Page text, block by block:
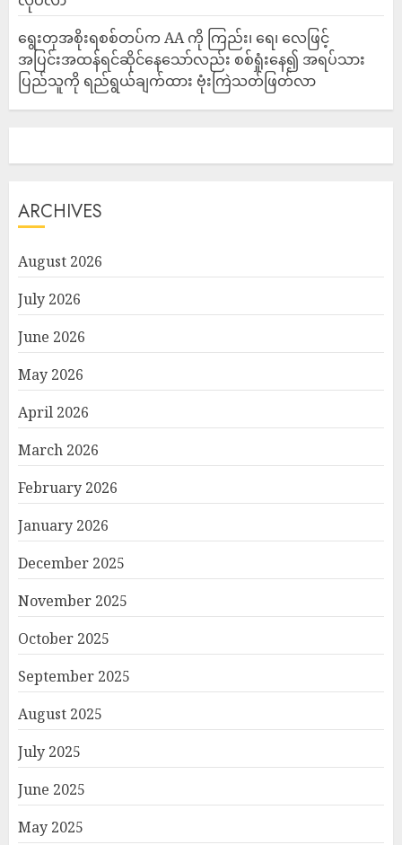
ရွေးတုအစိုးရစစ်တပ်က AA ကို ကြည်း၊ ရေ၊ လေဖြင့်
အပြင်းအထန်ရင်ဆိုင်နေသော်လည်း စစ်ရှုံးနေ၍ အရပ်သား
ပြည်သူကို ရည်ရွယ်ချက်ထား ဗုံးကြဲသတ်ဖြတ်လာ
ARCHIVES
August 2026
July 2026
June 2026
May 2026
April 2026
March 2026
February 2026
January 2026
December 2025
November 2025
October 2025
September 2025
August 2025
July 2025
June 2025
May 2025